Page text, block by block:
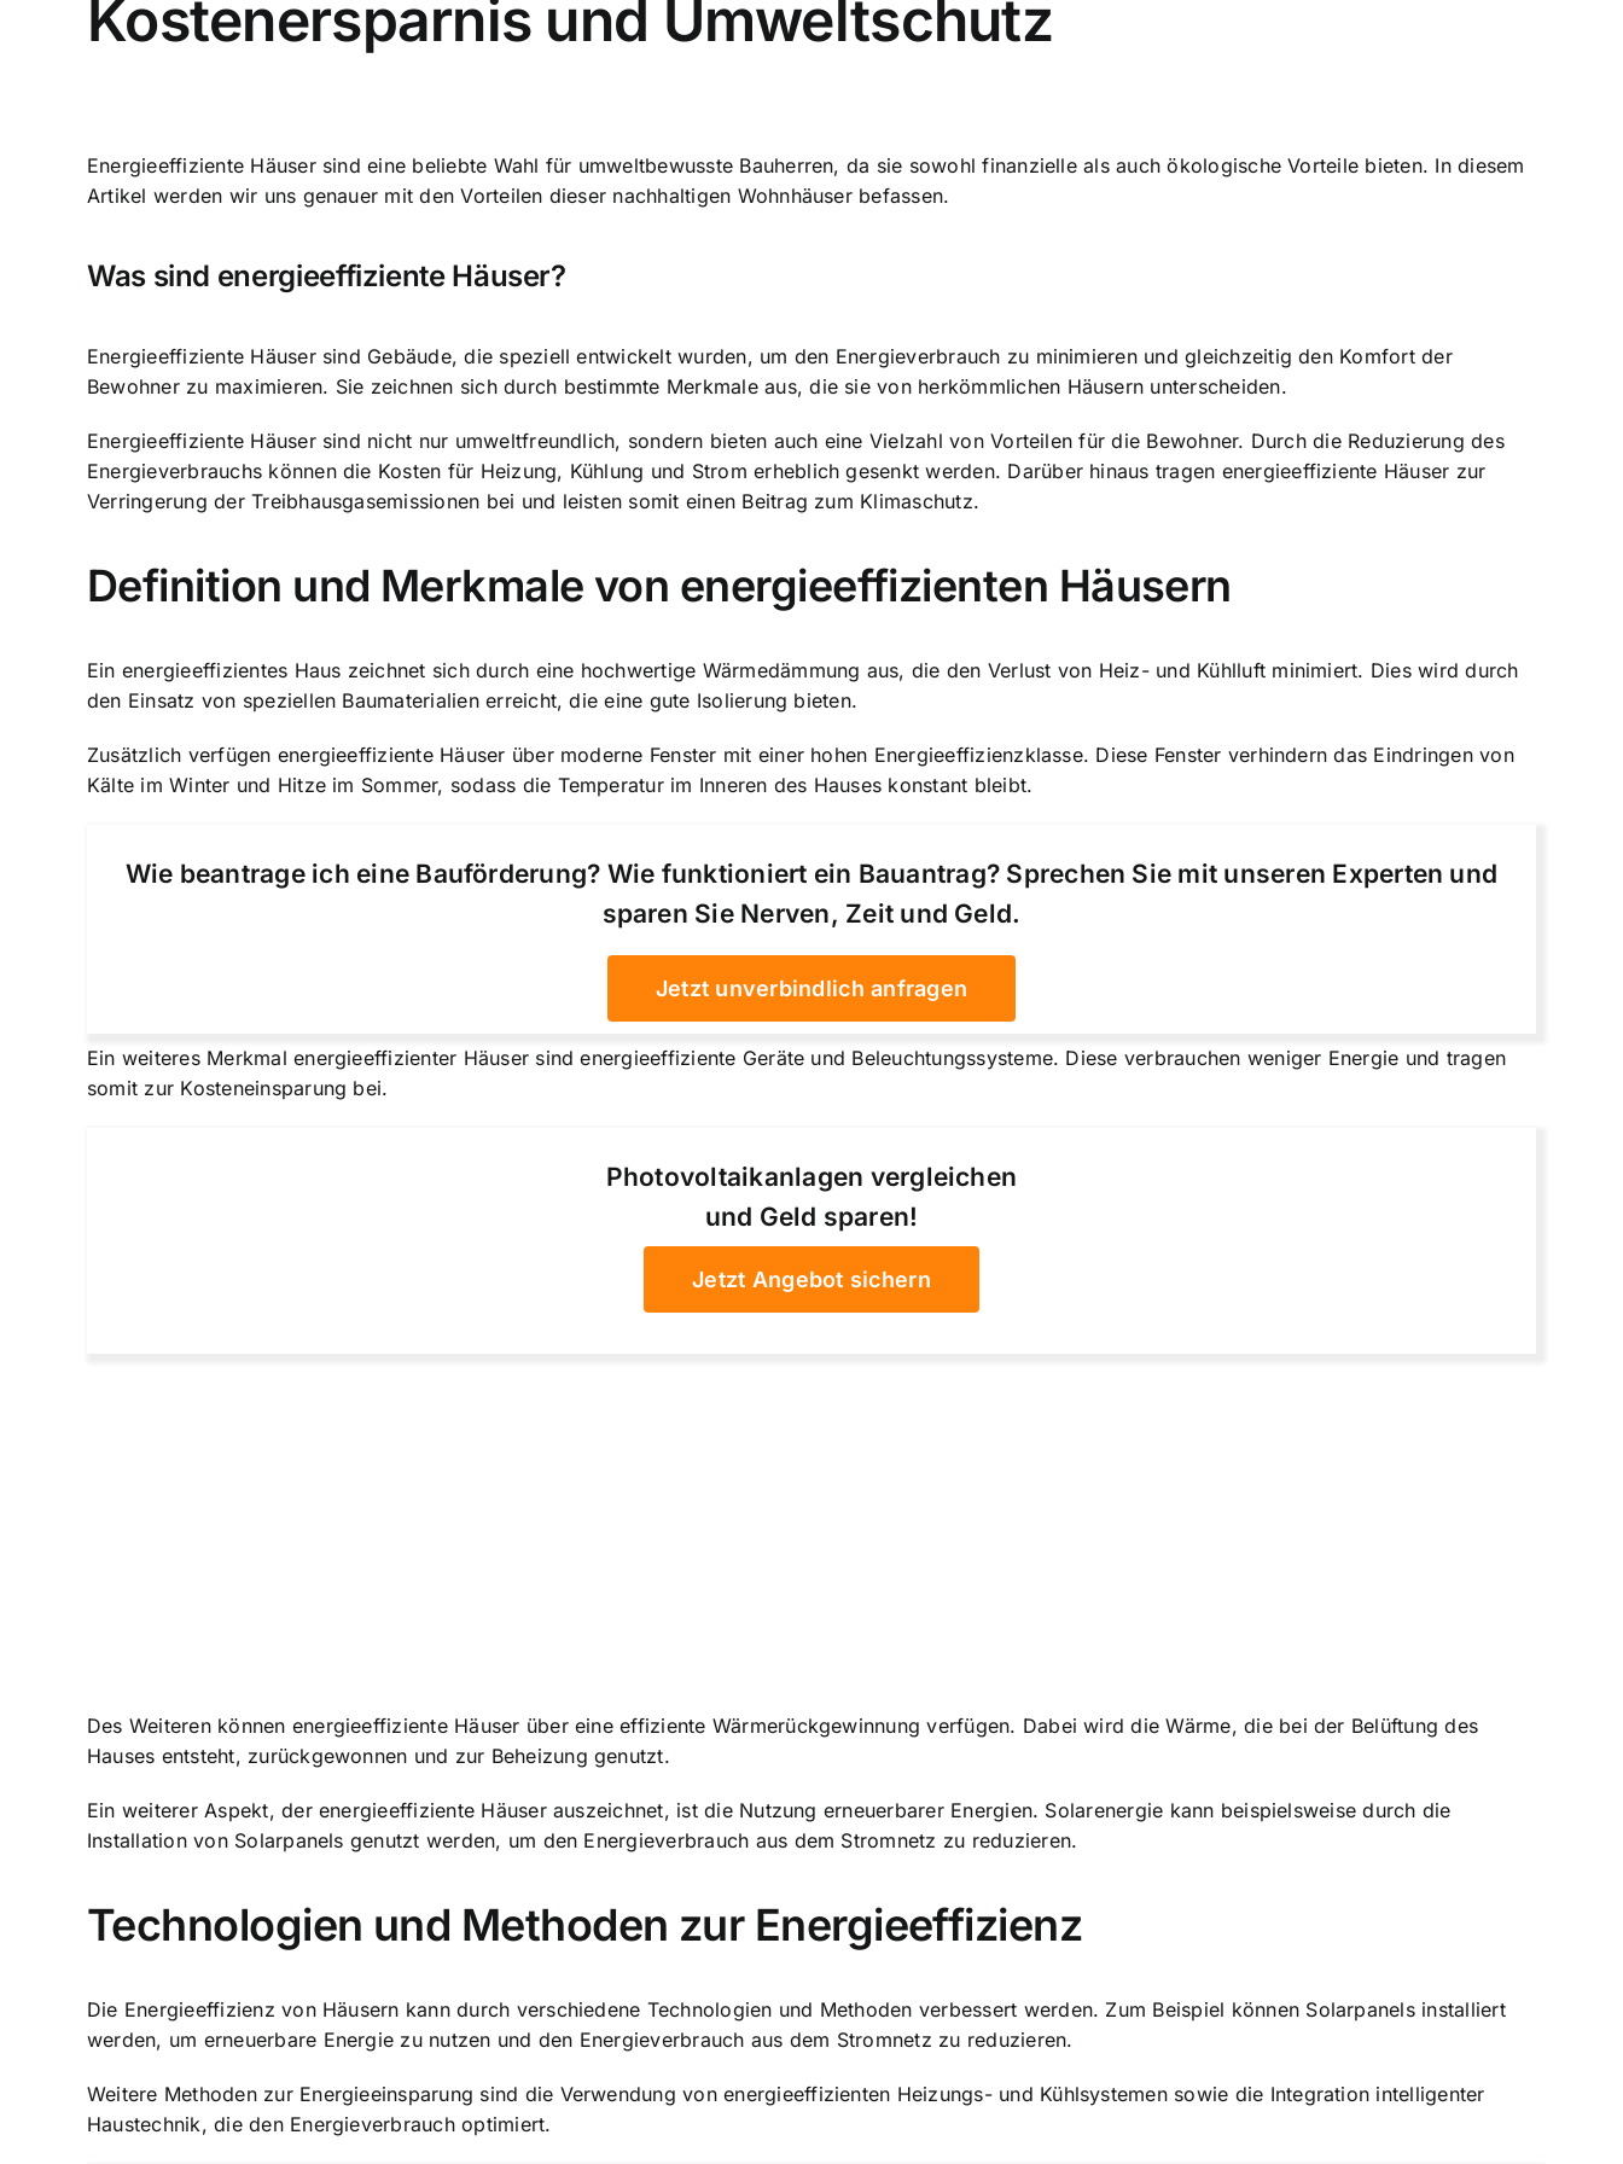
Kostenersparnis und Umweltschutz
Energieeffiziente Häuser sind eine beliebte Wahl für umweltbewusste Bauherren, da sie sowohl finanzielle als auch ökologische Vorteile bieten. In diesem
Artikel werden wir uns genauer mit den Vorteilen dieser nachhaltigen Wohnhäuser befassen.
Was sind energieeffiziente Häuser?
Energieeffiziente Häuser sind Gebäude, die speziell entwickelt wurden, um den Energieverbrauch zu minimieren und gleichzeitig den Komfort der
Bewohner zu maximieren. Sie zeichnen sich durch bestimmte Merkmale aus, die sie von herkömmlichen Häusern unterscheiden.
Energieeffiziente Häuser sind nicht nur umweltfreundlich, sondern bieten auch eine Vielzahl von Vorteilen für die Bewohner. Durch die Reduzierung des
Energieverbrauchs können die Kosten für Heizung, Kühlung und Strom erheblich gesenkt werden. Darüber hinaus tragen energieeffiziente Häuser zur
Verringerung der Treibhausgasemissionen bei und leisten somit einen Beitrag zum Klimaschutz.
Definition und Merkmale von energieeffizienten Häusern
Ein energieeffizientes Haus zeichnet sich durch eine hochwertige Wärmedämmung aus, die den Verlust von Heiz- und Kühlluft minimiert. Dies wird durch
den Einsatz von speziellen Baumaterialien erreicht, die eine gute Isolierung bieten.
Zusätzlich verfügen energieeffiziente Häuser über moderne Fenster mit einer hohen Energieeffizienzklasse. Diese Fenster verhindern das Eindringen von
Kälte im Winter und Hitze im Sommer, sodass die Temperatur im Inneren des Hauses konstant bleibt.
Wie beantrage ich eine Bauförderung? Wie funktioniert ein Bauantrag? Sprechen Sie mit unseren Experten und
sparen Sie Nerven, Zeit und Geld.
Jetzt unverbindlich anfragen
Ein weiteres Merkmal energieeffizienter Häuser sind energieeffiziente Geräte und Beleuchtungssysteme. Diese verbrauchen weniger Energie und tragen
somit zur Kosteneinsparung bei.
Photovoltaikanlagen vergleichen
und Geld sparen!
Jetzt Angebot sichern
Des Weiteren können energieeffiziente Häuser über eine effiziente Wärmerückgewinnung verfügen. Dabei wird die Wärme, die bei der Belüftung des
Hauses entsteht, zurückgewonnen und zur Beheizung genutzt.
Ein weiterer Aspekt, der energieeffiziente Häuser auszeichnet, ist die Nutzung erneuerbarer Energien. Solarenergie kann beispielsweise durch die
Installation von Solarpanels genutzt werden, um den Energieverbrauch aus dem Stromnetz zu reduzieren.
Technologien und Methoden zur Energieeffizienz
Die Energieeffizienz von Häusern kann durch verschiedene Technologien und Methoden verbessert werden. Zum Beispiel können Solarpanels installiert
werden, um erneuerbare Energie zu nutzen und den Energieverbrauch aus dem Stromnetz zu reduzieren.
Weitere Methoden zur Energieeinsparung sind die Verwendung von energieeffizienten Heizungs- und Kühlsystemen sowie die Integration intelligenter
Haustechnik, die den Energieverbrauch optimiert.